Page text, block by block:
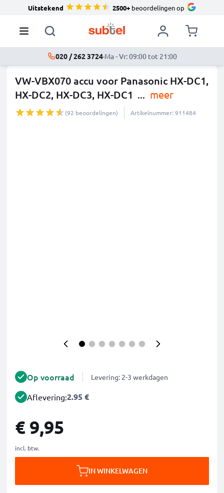
Uitstekend 2500+beoordelingen op
020 / 262 3724·Ma - Vr: 09:00 tot 21:00
VW-VBX070 accu voor Panasonic HX-DC1,
HX-DC2, HX-DC3, HX-DC1 ... meer
(92 beoordelingen) Artikelnummer: 911484
Op voorraad Levering: 2-3 werkdagen
Aflevering:2.95 €
€ 9,95
incl. btw.
IN WINKELWAGEN